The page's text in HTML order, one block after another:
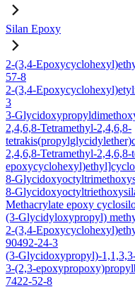
Silan Epoxy
2-(3,4-
57-8
2-(3,4-
3
3-
2,4,6,8-Tetramethyl-2,4,6,8-
2,4,6,8-Tetramethyl-
8-
8-
Methacrylate epoxy
(3-Glycidyloxypropyl)
2-(3,4-
90492-24-3
(3-Glycidoxypropyl)-
3-(2,3-
7422-52-8